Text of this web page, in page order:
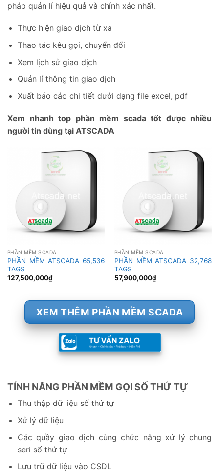
pháp quản lí hiệu quả và chính xác nhất.
Thực hiện giao dịch từ xa
Thao tác kêu gọi, chuyển đổi
Xem lịch sử giao dịch
Quản lí thông tin giao dịch
Xuất báo cáo chi tiết dưới dạng file excel, pdf
Xem nhanh top phần mềm scada tốt được nhiều
người tin dùng tại ATSCADA
PHẦN MỀM SCADA
PHẦN MỀM ATSCADA 65,536
TAGS
127,500,000₫
PHẦN MỀM SCADA
PHẦN MỀM ATSCADA 32,768
TAGS
57,900,000₫
XEM THÊM PHẦN MỀM SCADA
TÍNH NĂNG PHẦN MỀM GỌI SỐ THỨ TỰ
Thu thập dữ liệu số thứ tự
Xử lý dữ liệu
Các quầy giao dịch cùng chức năng xử lý chung
seri số thứ tự
Lưu trữ dữ liệu vào CSDL